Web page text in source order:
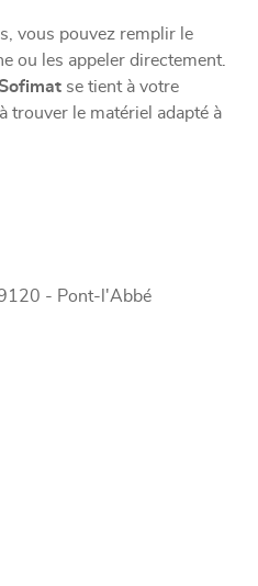
vous pouvez remplir le
ou les appeler directement.
se tient à votre
trouver le matériel adapté à
- Pont-l'Abbé